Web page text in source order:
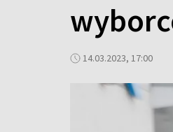
14.03.2023, 17:00